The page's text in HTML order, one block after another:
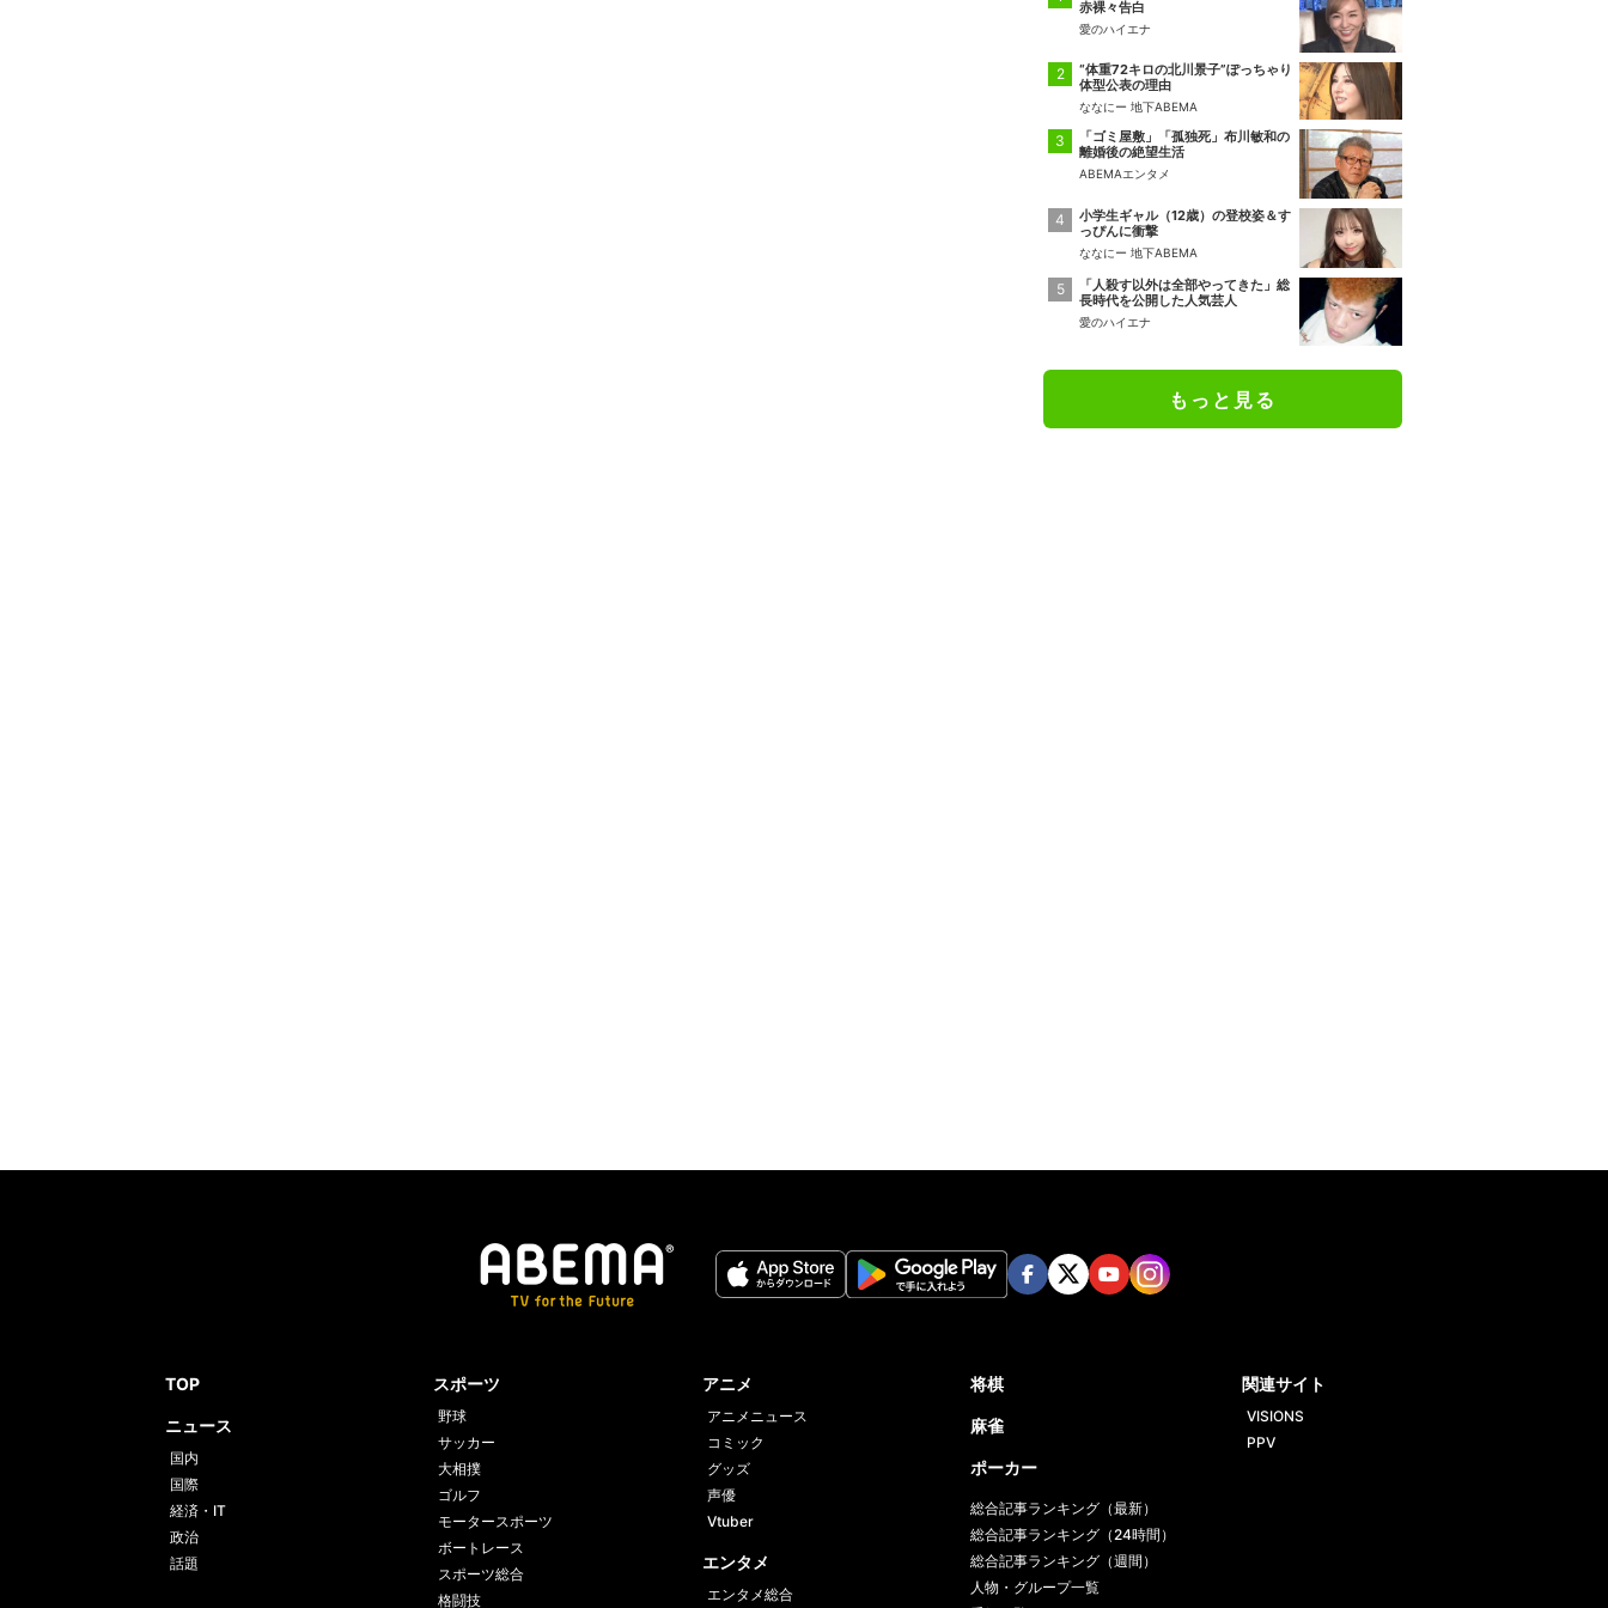
赤裸々告白
愛のハイエナ
“体重72キロの北川景子”ぽっちゃり
体型公表の理由
ななにー 地下ABEMA
「ゴミ屋敷」「孤独死」布川敏和の
離婚後の絶望生活
ABEMAエンタメ
小学生ギャル（12歳）の登校姿＆す
っぴんに衝撃
ななにー 地下ABEMA
「人殺す以外は全部やってきた」総
長時代を公開した人気芸人
愛のハイエナ
もっと見る
TOP
ニュース
国内
国際
経済・IT
政治
話題
スポーツ
野球
サッカー
大相撲
ゴルフ
モータースポーツ
ボートレース
スポーツ総合
格闘技
アニメ
アニメニュース
コミック
グッズ
声優
Vtuber
エンタメ
エンタメ総合
将棋
麻雀
ポーカー
総合記事ランキング（最新）
総合記事ランキング（24時間）
総合記事ランキング（週間）
人物・グループ一覧
関連サイト
VISIONS
PPV